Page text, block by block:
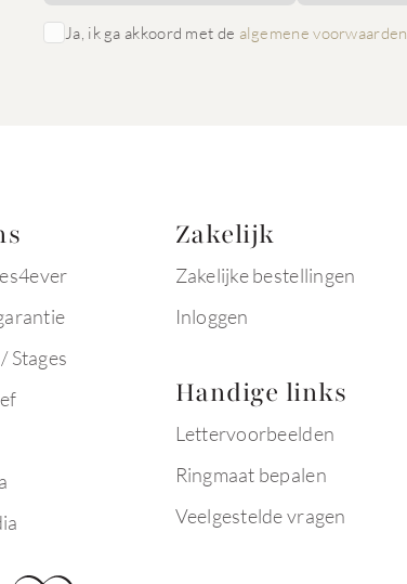
Ja, ik ga akkoord met de algemene voorwaarden
Stages
Zakelijk
Zakelijke bestellingen
Inloggen
Handige links
Lettervoorbeelden
Ringmaat bepalen
Veelgestelde vragen